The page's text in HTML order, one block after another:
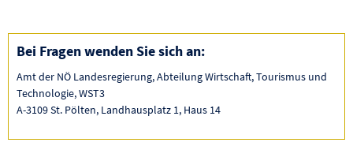
Bei Fragen wenden Sie sich an:
Amt der NÖ Landesregierung, Abteilung Wirtschaft, Tourismus und
Technologie, WST3
A-3109 St. Pölten, Landhausplatz 1, Haus 14